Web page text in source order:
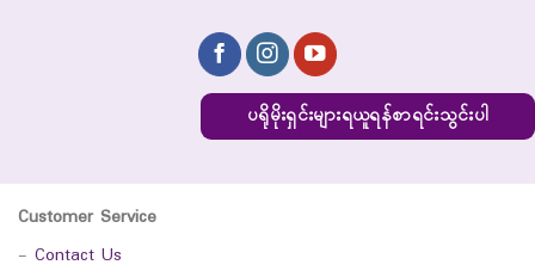
ပရိုမိုးရှင်းများရယူရန်စာရင်းသွင်းပါ
Customer Service
- Contact Us